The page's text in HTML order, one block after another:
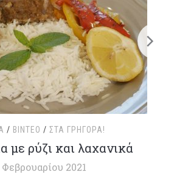
/ ΒΊΝΤΕΟ / ΣΤΑ ΓΡΉΓΟΡΑ!
με ρύζι και λαχανικά
Φεβρουαρίου 2021